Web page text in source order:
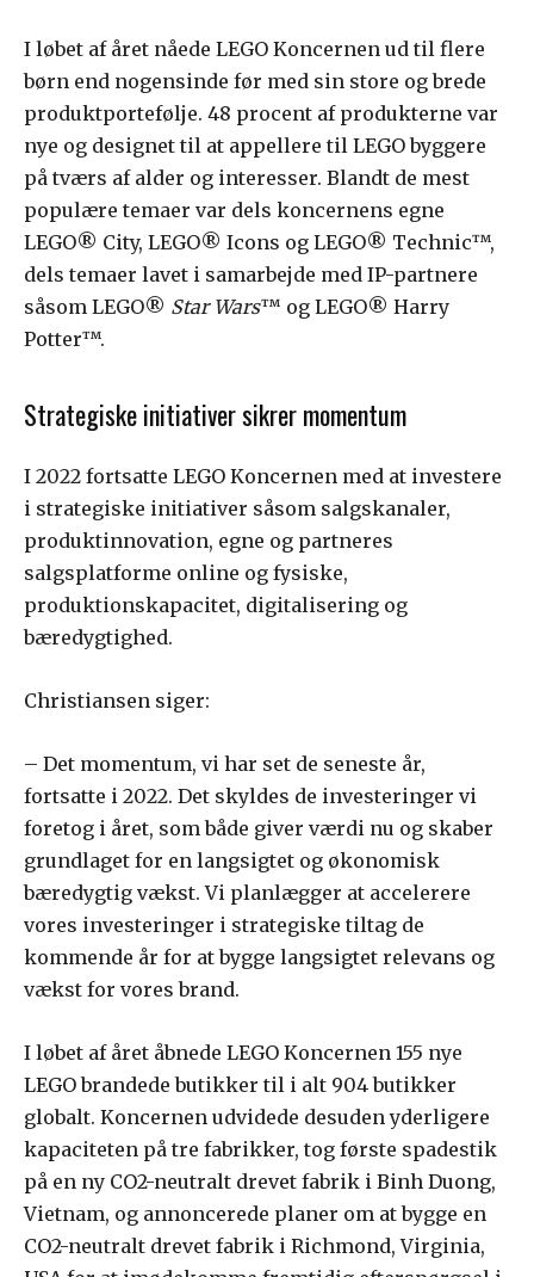
I løbet af året nåede LEGO Koncernen ud til flere
børn end nogensinde før med sin store og brede
produktportefølje. 48 procent af produkterne var
nye og designet til at appellere til LEGO byggere
på tværs af alder og interesser. Blandt de mest
populære temaer var dels koncernens egne
LEGO® City, LEGO® Icons og LEGO® Technic™,
dels temaer lavet i samarbejde med IP-partnere
såsom LEGO® Star Wars™ og LEGO® Harry
Potter™.
Strategiske initiativer sikrer momentum
I 2022 fortsatte LEGO Koncernen med at investere
i strategiske initiativer såsom salgskanaler,
produktinnovation, egne og partneres
salgsplatforme online og fysiske,
produktionskapacitet, digitalisering og
bæredygtighed.
Christiansen siger:
– Det momentum, vi har set de seneste år,
fortsatte i 2022. Det skyldes de investeringer vi
foretog i året, som både giver værdi nu og skaber
grundlaget for en langsigtet og økonomisk
bæredygtig vækst. Vi planlægger at accelerere
vores investeringer i strategiske tiltag de
kommende år for at bygge langsigtet relevans og
vækst for vores brand.
I løbet af året åbnede LEGO Koncernen 155 nye
LEGO brandede butikker til i alt 904 butikker
globalt. Koncernen udvidede desuden yderligere
kapaciteten på tre fabrikker, tog første spadestik
på en ny CO2-neutralt drevet fabrik i Binh Duong,
Vietnam, og annoncerede planer om at bygge en
CO2-neutralt drevet fabrik i Richmond, Virginia,